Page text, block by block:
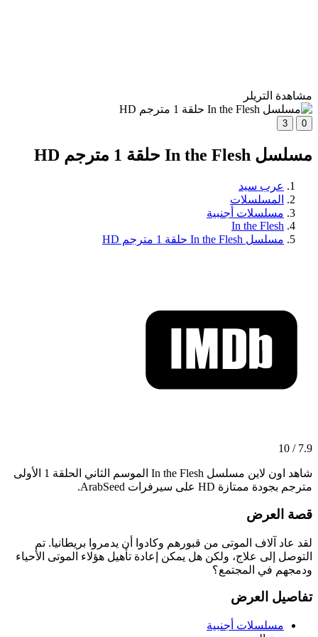
مشاهدة التريلر
0
3
مسلسل In the Flesh حلقة 1 مترجم HD
عرب سيد
المسلسلات
مسلسلات أجنبية
In the Flesh
مسلسل In the Flesh حلقة 1 مترجم HD
7.9 / 10
شاهد اون لاين مسلسل In the Flesh الموسم الثاني الحلقة 1 الأولى
مترجم بجودة ممتازة HD على سيرفرات ArabSeed.
قصة العرض
لقد عاد آلاف الموتى من قبورهم وكادوا أن يدمروا بريطانيا. تم
التوصل إلى علاج، ولكن هل يمكن إعادة تأهيل هؤلاء الموتى الأحياء
ودمجهم في المجتمع؟
تفاصيل العرض
مسلسلات أجنبية